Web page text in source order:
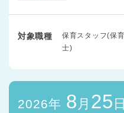
対象職種
保育スタッフ(保
士)
2026年 8 月 25 日